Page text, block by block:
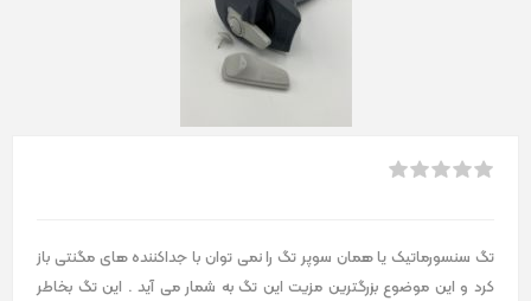
تگ سنسورماتیک یا همان سوپر تگ را نمی توان با جداکننده های مگنتی باز
کرد و این موضوع بزرگترین مزیت این تگ به شمار می آید . این تگ بخاطر